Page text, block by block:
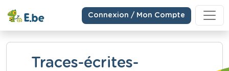
Connexion / Mon Compte
Traces-écrites-